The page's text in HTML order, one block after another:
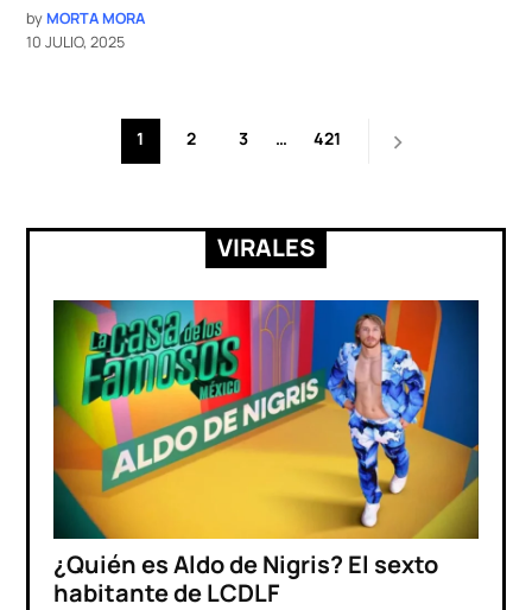
by MORTA MORA
10 JULIO, 2025
Paginación
1 2 3 … 421
VIRALES
¿Quién es Aldo de Nigris? El sexto
habitante de LCDLF